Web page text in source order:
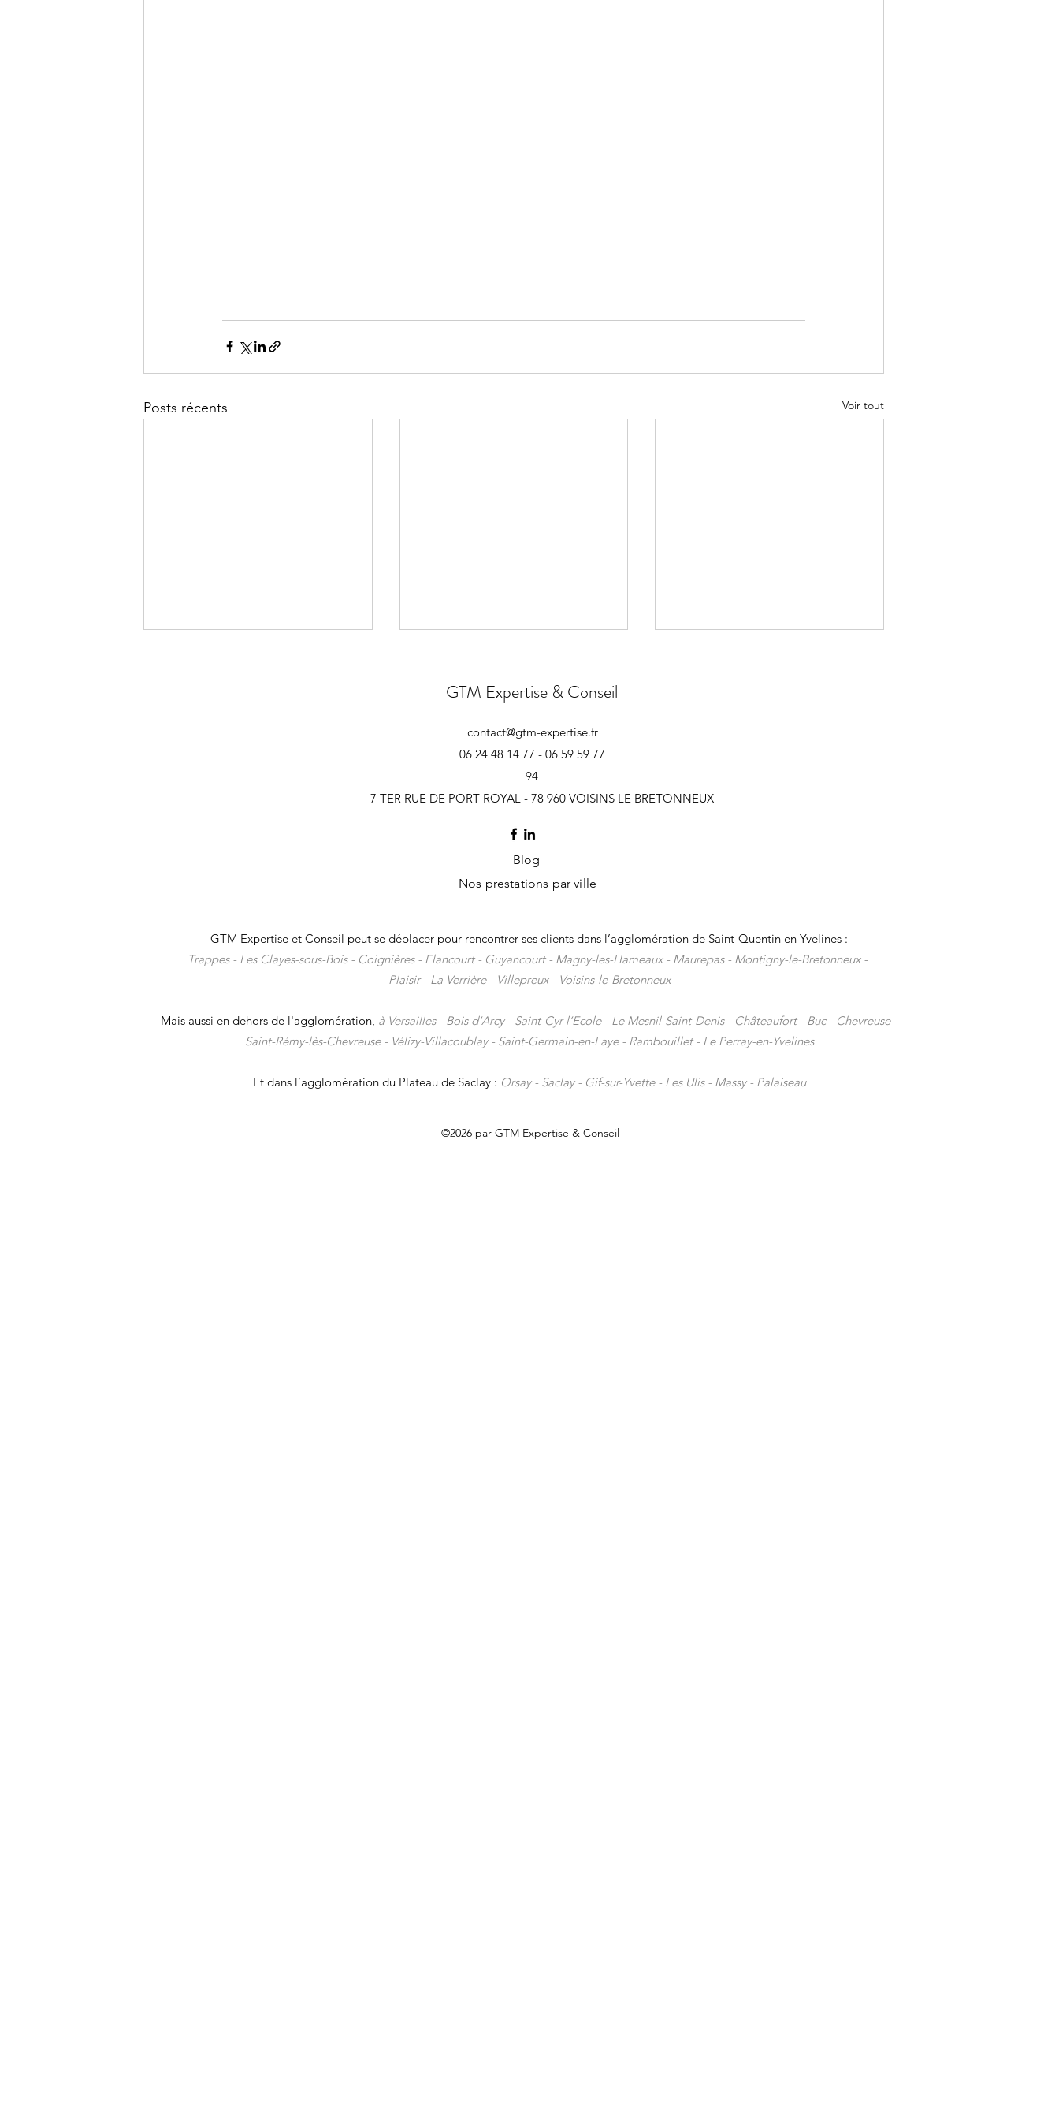
Posts récents Voir tout
Expert-comptable en création de
SCI dans les Yvelines : constituer
et gérer sa société civile
Voisins-le-Bretonneux
deep tech du Plateau de Saclay :
GTM Expertise & Conseil
contact@gtm-expertise.fr
06 24 48 14 77 - 06 59 59 77
94
7 TER RUE DE PORT ROYAL - 78 960 VOISINS LE BRETONNEUX
Blog
Nos prestations par ville
GTM Expertise et Conseil peut se déplacer pour rencontrer ses clients dans l’agglomération de Saint-Quentin en Yvelines :
Trappes - Les Clayes-sous-Bois - Coignières - Elancourt - Guyancourt - Magny-les-Hameaux - Maurepas - Montigny-le-Bretonneux -
Plaisir - La Verrière - Villepreux - Voisins-le-Bretonneux
Mais aussi en dehors de l'agglomération, à Versailles - Bois d’Arcy - Saint-Cyr-l’Ecole - Le Mesnil-Saint-Denis - Châteaufort - Buc - Chevreuse -
Saint-Rémy-lès-Chevreuse - Vélizy-Villacoublay - Saint-Germain-en-Laye - Rambouillet - Le Perray-en-Yvelines
Et dans l’agglomération du Plateau de Saclay : Orsay - Saclay - Gif-sur-Yvette - Les Ulis - Massy - Palaiseau
©2026 par GTM Expertise & Conseil